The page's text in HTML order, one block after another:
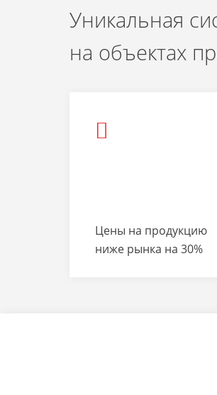
Уникальная
на объектах
Цены на продукцию
ниже рынка на 30%